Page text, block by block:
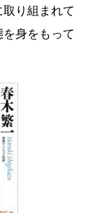
り組まれて
身をもって